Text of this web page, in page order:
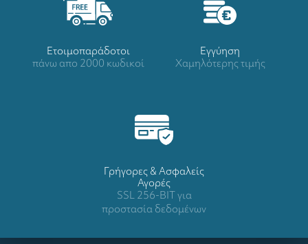
Ετοιμοπαράδοτοι
πάνω απο 2000 κωδικοί
Eγγύηση
Χαμηλότερης τιμής
Γρήγορες & Ασφαλείς
Αγορές
SSL 256-BIT για
προστασία δεδομένων